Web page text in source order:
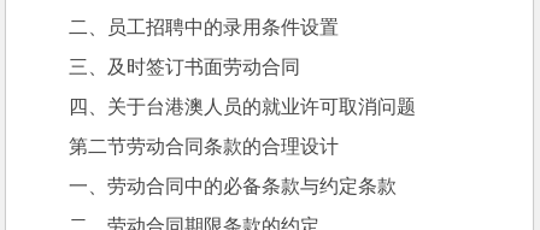
二、员工招聘中的录用条件设置
三、及时签订书面劳动合同
四、关于台港澳人员的就业许可取消问题
第二节劳动合同条款的合理设计
一、劳动合同中的必备条款与约定条款
二、劳动合同期限条款的约定